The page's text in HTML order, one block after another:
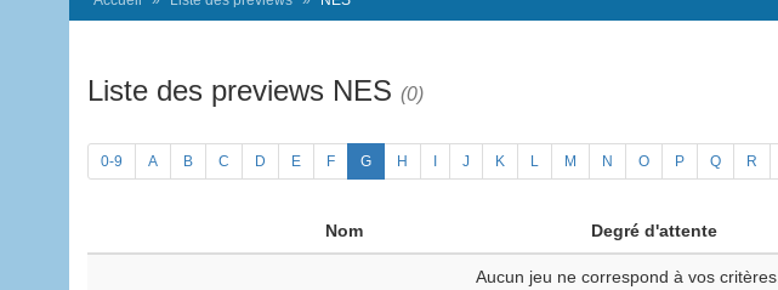
Liste des previews NES (0)
0-9 A B C D E F G H J K L M N O P Q R
Nom Degré d'attente
Aucun jeu ne correspond à vos critères.